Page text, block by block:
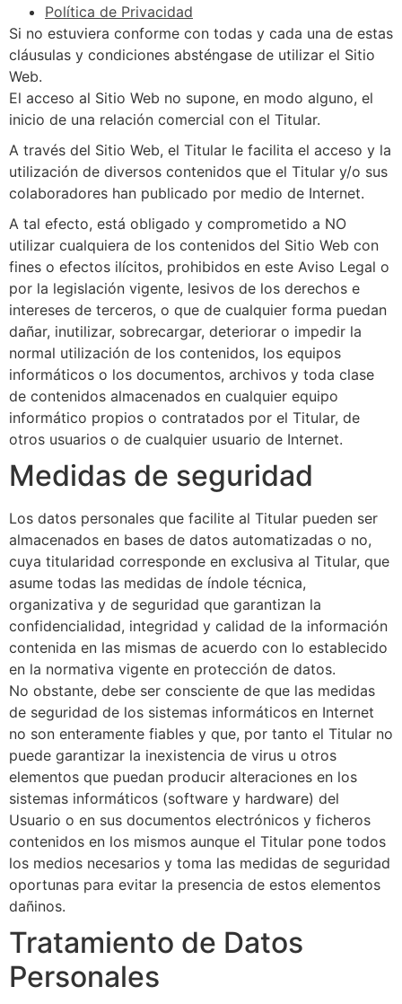
Política de Privacidad
Si no estuviera conforme con todas y cada una de estas
cláusulas y condiciones absténgase de utilizar el Sitio
Web.
El acceso al Sitio Web no supone, en modo alguno, el
inicio de una relación comercial con el Titular.
A través del Sitio Web, el Titular le facilita el acceso y la
utilización de diversos contenidos que el Titular y/o sus
colaboradores han publicado por medio de Internet.
A tal efecto, está obligado y comprometido a NO
utilizar cualquiera de los contenidos del Sitio Web con
fines o efectos ilícitos, prohibidos en este Aviso Legal o
por la legislación vigente, lesivos de los derechos e
intereses de terceros, o que de cualquier forma puedan
dañar, inutilizar, sobrecargar, deteriorar o impedir la
normal utilización de los contenidos, los equipos
informáticos o los documentos, archivos y toda clase
de contenidos almacenados en cualquier equipo
informático propios o contratados por el Titular, de
otros usuarios o de cualquier usuario de Internet.
Medidas de seguridad
Los datos personales que facilite al Titular pueden ser
almacenados en bases de datos automatizadas o no,
cuya titularidad corresponde en exclusiva al Titular, que
asume todas las medidas de índole técnica,
organizativa y de seguridad que garantizan la
confidencialidad, integridad y calidad de la información
contenida en las mismas de acuerdo con lo establecido
en la normativa vigente en protección de datos.
No obstante, debe ser consciente de que las medidas
de seguridad de los sistemas informáticos en Internet
no son enteramente fiables y que, por tanto el Titular no
puede garantizar la inexistencia de virus u otros
elementos que puedan producir alteraciones en los
sistemas informáticos (software y hardware) del
Usuario o en sus documentos electrónicos y ficheros
contenidos en los mismos aunque el Titular pone todos
los medios necesarios y toma las medidas de seguridad
oportunas para evitar la presencia de estos elementos
dañinos.
Tratamiento de Datos
Personales